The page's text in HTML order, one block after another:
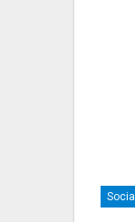
Social